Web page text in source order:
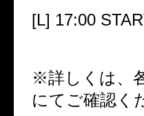
[L] 17:00
※詳しくは、
にてご確認く